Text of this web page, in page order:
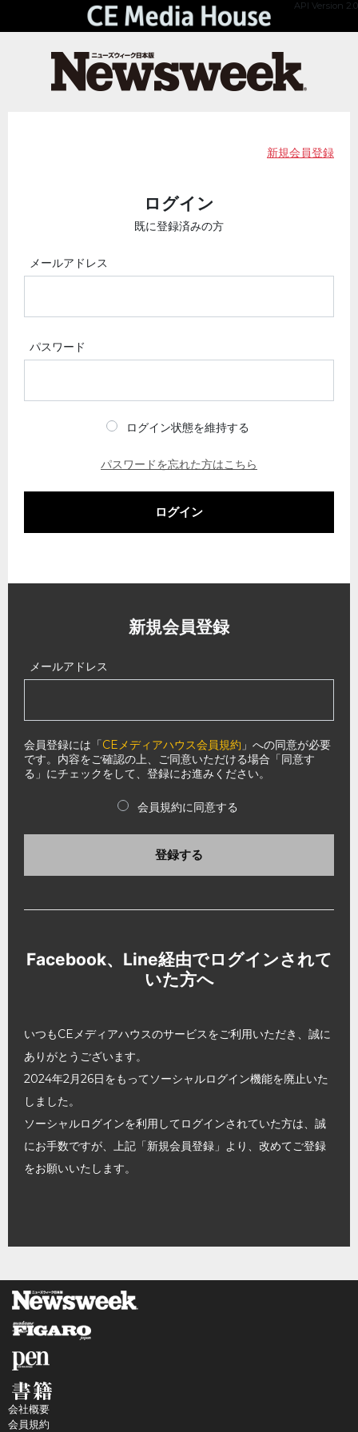
API Version 2.0
新規会員登録
ログイン
既に登録済みの方
メールアドレス
パスワード
ログイン状態を維持する
パスワードを忘れた方はこちら
ログイン
新規会員登録
メールアドレス
会員登録には「CEメディアハウス会員規約 」への同意が必要
です。内容をご確認の上、ご同意いただける場合「同意す
る」にチェックをして、登録にお進みください。
会員規約に同意する
登録する
Facebook、Line経由でログインされて
いた方へ
いつもCEメディアハウスのサービスをご利用いただき、誠に
ありがとうございます。
2024年2月26日をもってソーシャルログイン機能を廃止いた
しました。
ソーシャルログインを利用してログインされていた方は、誠
にお手数ですが、上記「新規会員登録」より、改めてご登録
をお願いいたします。
会社概要
会員規約